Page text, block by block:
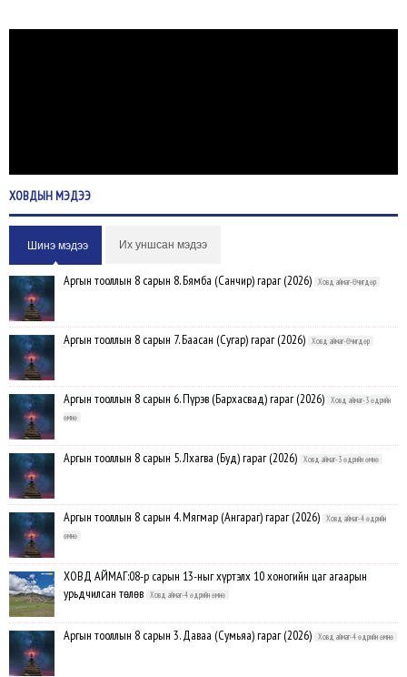
ХОВДЫНМЭДЭЭ
Шинэ мэдээ Их уншсан мэдээ
Аргын тооллын 8 сарын 8. Бямба (Санчир) гараг (2026) Ховд аймаг-Өчигдөр
Аргын тооллын 8 сарын 7. Баасан (Сугар) гараг (2026) Ховд аймаг-Өчигдөр
Аргын тооллын 8 сарын 6. Пүрэв (Бархасвад) гараг (2026)
Ховд аймаг-3 өдрийн
өмнө
Аргын тооллын 8 сарын 5. Лхагва (Буд) гараг (2026) Ховд аймаг-3 өдрийн өмнө
Аргын тооллын 8 сарын 4. Мягмар (Ангараг) гараг (2026)
Ховд аймаг-4 өдрийн
өмнө
ХОВД АЙМАГ:08-р сарын 13-ныг хүртэлх 10 хоногийн цаг агаарын
урьдчилсан төлөв
Ховд аймаг-4 өдрийн өмнө
Аргын тооллын 8 сарын 3. Даваа (Сумьяа) гараг (2026) Ховд аймаг-4 өдрийн өмнө